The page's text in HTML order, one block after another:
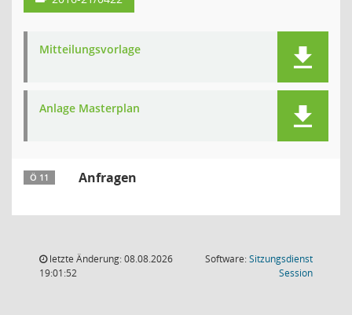
Mitteilungsvorlage
Anlage Masterplan
Ö 11 Anfragen
letzte Änderung: 08.08.2026
19:01:52
Software:Sitzungsdienst
Session(Wird in